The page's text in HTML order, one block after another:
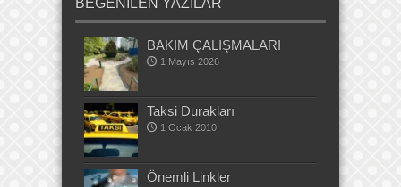
BEĞENİLEN YAZILAR
BAKIM ÇALIŞMALARI
1 Mayıs 2026
Taksi Durakları
1 Ocak 2010
Önemli Linkler